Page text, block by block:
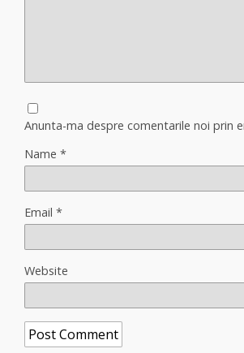
Anunta-ma despre comentarile noi prin
Name *
Email *
Website